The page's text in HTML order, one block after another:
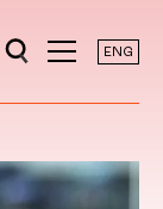
ENG